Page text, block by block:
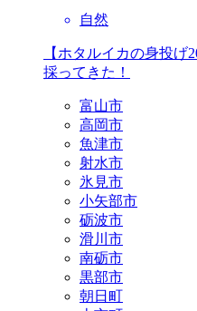
自然
【ホタルイカの身投げ
採ってきた！
富山市
高岡市
魚津市
射水市
氷見市
小矢部市
砺波市
滑川市
南砺市
黒部市
朝日町